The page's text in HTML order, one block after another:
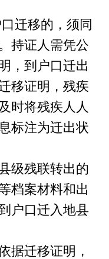
迁移的，须同
持证人需凭公
，到户口迁出
移证明，残疾
时将残疾人人
标注为迁出状
残联转出的
档案材料和出
户口迁入地县
迁移证明，